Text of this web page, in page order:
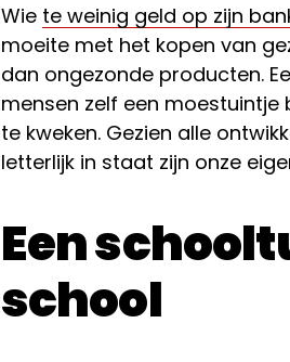
Wie te weinig geld op zijn
moeite met het kopen van
dan ongezonde producten.
mensen zelf een
te kweken. Gezien alle
letterlijk in staat zijn onze
Een
school